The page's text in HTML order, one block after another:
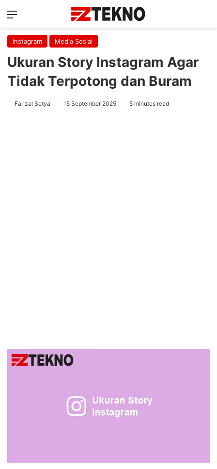
Menu
Instagram Media Sosial
Ukuran Story Instagram Agar
Tidak Terpotong dan Buram
Farizal Setya 15 September 2025 5 minutes read